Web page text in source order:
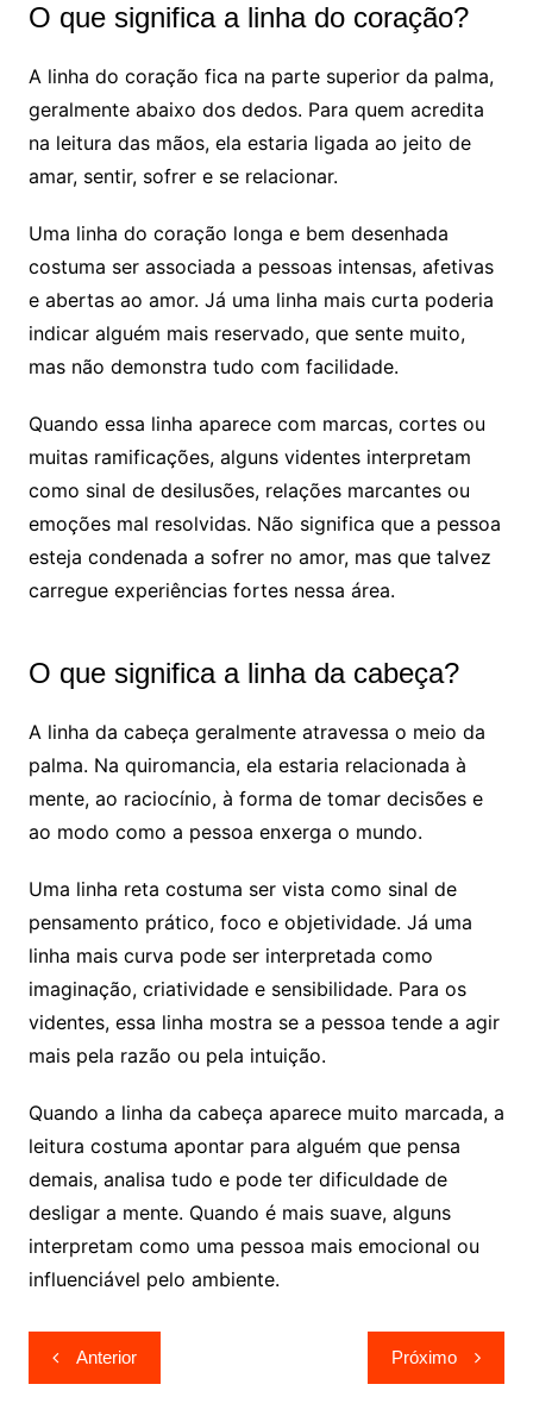
O que significa a linha do coração?
A linha do coração fica na parte superior da palma,
geralmente abaixo dos dedos. Para quem acredita
na leitura das mãos, ela estaria ligada ao jeito de
amar, sentir, sofrer e se relacionar.
Uma linha do coração longa e bem desenhada
costuma ser associada a pessoas intensas, afetivas
e abertas ao amor. Já uma linha mais curta poderia
indicar alguém mais reservado, que sente muito,
mas não demonstra tudo com facilidade.
Quando essa linha aparece com marcas, cortes ou
muitas ramificações, alguns videntes interpretam
como sinal de desilusões, relações marcantes ou
emoções mal resolvidas. Não significa que a pessoa
esteja condenada a sofrer no amor, mas que talvez
carregue experiências fortes nessa área.
O que significa a linha da cabeça?
A linha da cabeça geralmente atravessa o meio da
palma. Na quiromancia, ela estaria relacionada à
mente, ao raciocínio, à forma de tomar decisões e
ao modo como a pessoa enxerga o mundo.
Uma linha reta costuma ser vista como sinal de
pensamento prático, foco e objetividade. Já uma
linha mais curva pode ser interpretada como
imaginação, criatividade e sensibilidade. Para os
videntes, essa linha mostra se a pessoa tende a agir
mais pela razão ou pela intuição.
Quando a linha da cabeça aparece muito marcada, a
leitura costuma apontar para alguém que pensa
demais, analisa tudo e pode ter dificuldade de
desligar a mente. Quando é mais suave, alguns
interpretam como uma pessoa mais emocional ou
influenciável pelo ambiente.
Navegação
de
Anterior Próximo